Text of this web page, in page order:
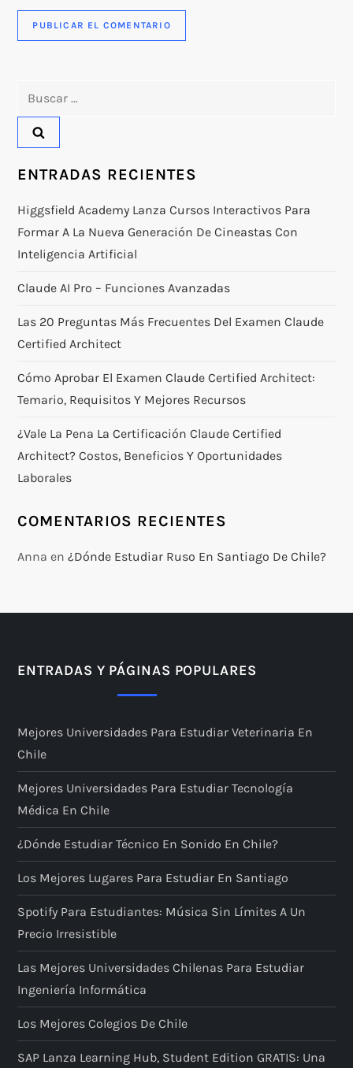
ENTRADAS RECIENTES
Higgsfield Academy Lanza Cursos Interactivos Para
Formar A La Nueva Generación De Cineastas Con
Inteligencia Artificial
Claude AI Pro – Funciones Avanzadas
Las 20 Preguntas Más Frecuentes Del Examen Claude
Certified Architect
Cómo Aprobar El Examen Claude Certified Architect:
Temario, Requisitos Y Mejores Recursos
¿Vale La Pena La Certificación Claude Certified
Architect? Costos, Beneficios Y Oportunidades
Laborales
COMENTARIOS RECIENTES
Anna en¿Dónde Estudiar Ruso En Santiago De Chile?
ENTRADAS Y PÁGINAS POPULARES
Mejores Universidades Para Estudiar Veterinaria En
Chile
Mejores Universidades Para Estudiar Tecnología
Médica En Chile
¿Dónde Estudiar Técnico En Sonido En Chile?
Los Mejores Lugares Para Estudiar En Santiago
Spotify Para Estudiantes: Música Sin Límites A Un
Precio Irresistible
Las Mejores Universidades Chilenas Para Estudiar
Ingeniería Informática
Los Mejores Colegios De Chile
SAP Lanza Learning Hub, Student Edition GRATIS: Una